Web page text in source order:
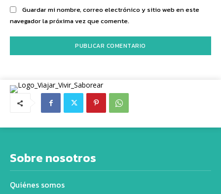
Guardar mi nombre, correo electrónico y sitio web en este
navegador la próxima vez que comente.
Sobre nosotros
Quiénes somos